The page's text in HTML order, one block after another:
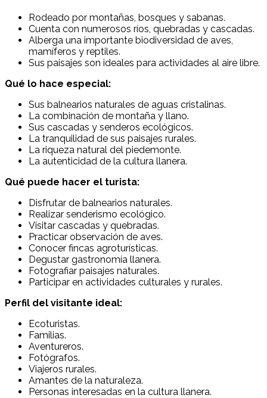
Rodeado por montañas, bosques y sabanas.
Cuenta con numerosos ríos, quebradas y cascadas.
Alberga una importante biodiversidad de aves,
mamíferos y reptiles.
Sus paisajes son ideales para actividades al aire libre.
Qué lo hace especial:
Sus balnearios naturales de aguas cristalinas.
La combinación de montaña y llano.
Sus cascadas y senderos ecológicos.
La tranquilidad de sus paisajes rurales.
La riqueza natural del piedemonte.
La autenticidad de la cultura llanera.
Qué puede hacer el turista:
Disfrutar de balnearios naturales.
Realizar senderismo ecológico.
Visitar cascadas y quebradas.
Practicar observación de aves.
Conocer fincas agroturísticas.
Degustar gastronomía llanera.
Fotografiar paisajes naturales.
Participar en actividades culturales y rurales.
Perfil del visitante ideal:
Ecoturistas.
Familias.
Aventureros.
Fotógrafos.
Viajeros rurales.
Amantes de la naturaleza.
Personas interesadas en la cultura llanera.